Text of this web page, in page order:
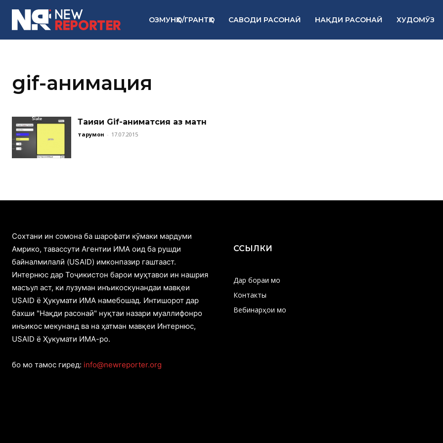
ОЗМУНҲО/ГРАНТҲО САВОДИ РАСОНАӢ НАҚДИ РАСОНАӢ ХУДОМӮЗ
gif-анимация
Таҳияи Gif-аниматсия аз матн
тарҷумон - 17.07.2015
Cохтани ин сомона ба шарофати кӯмаки мардуми
Амрико, тавассути Агентии ИМА оид ба рушди
байналмилалӣ (USAID) имконпазир гаштааст.
Интернюс дар Тоҷикистон барои муҳтавои ин нашрия
масъул аст, ки лузуман инъикоскунандаи мавқеи
USAID ё Ҳукумати ИМА намебошад. Интишорот дар
бахши "Нақди расонаӣ" нуқтаи назари муаллифонро
инъикос мекунанд ва на ҳатман мавқеи Интернюс,
USAID ё Ҳукумати ИМА-ро.
бо мо тамос гиред: info@newreporter.org
ССЫЛКИ
Дар бораи мо
Контакты
Вебинарҳои мо